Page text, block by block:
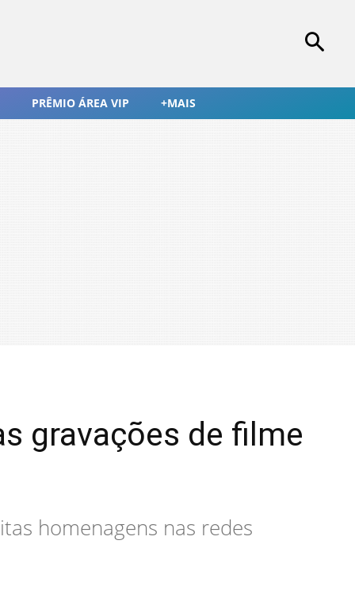
PRÊMIO ÁREA VIP +MAIS
gravações de filme
homenagens nas redes